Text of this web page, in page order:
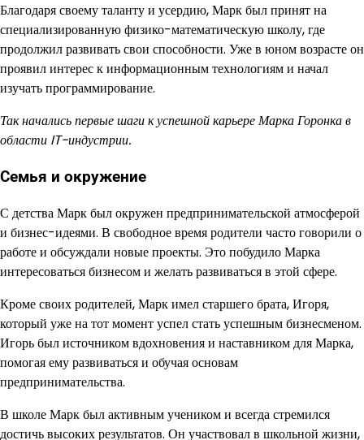
Благодаря своему таланту и усердию, Марк был принят на
специализированную физико-математическую школу, где
продолжил развивать свои способности. Уже в юном возрасте он
проявил интерес к информационным технологиям и начал
изучать программирование.
Так начались первые шаги к успешной карьере Марка Горонка в
области IT-индустрии.
Семья и окружение
С детства Марк был окружен предпринимательской атмосферой
и бизнес-идеями. В свободное время родители часто говорили о
работе и обсуждали новые проекты. Это побудило Марка
интересоваться бизнесом и желать развиваться в этой сфере.
Кроме своих родителей, Марк имел старшего брата, Игоря,
который уже на тот момент успел стать успешным бизнесменом.
Игорь был источником вдохновения и наставником для Марка,
помогая ему развиваться и обучая основам
предпринимательства.
В школе Марк был активным учеником и всегда стремился
достичь высоких результатов. Он участвовал в школьной жизни,